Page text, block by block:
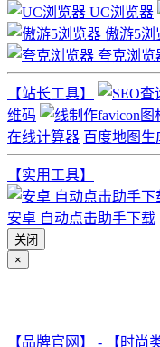
UC浏览器
傲游5浏
夸克浏览
【站长工具】
维码
在线计算器 百度地图生
【实用工具】
安卓 自动点击助手下载
关闭
×
【品牌官网】 - 【时尚类